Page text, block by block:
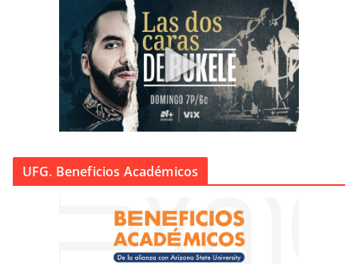
UFG. Beneficios Académicos